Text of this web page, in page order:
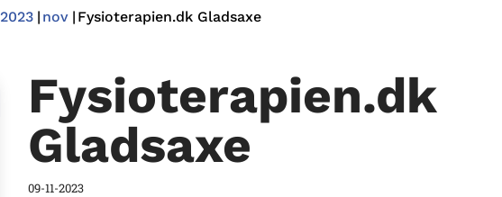
2023 nov Fysioterapien.dk Gladsaxe
Fysioterapien.dk
Gladsaxe
09-11-2023